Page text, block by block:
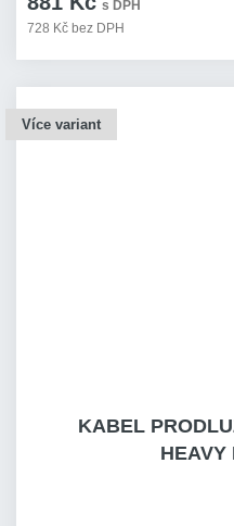
s DPH
728 Kč bez DPH
Více variant
KABEL
HEAVY